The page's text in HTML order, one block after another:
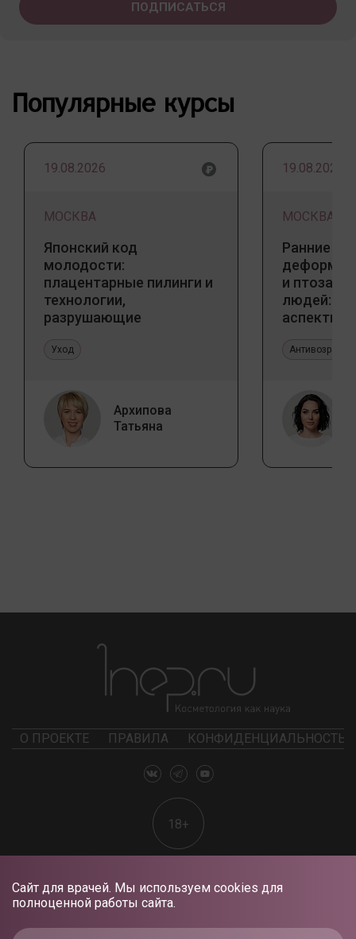
Сайт для врачей. Мы используем cookies для
полноценной работы сайта.
Популярные курсы
19.08.2026
МОСКВА
Японский код
молодости:
плацентарные пилинги и
технологии,
разрушающие
Уход
Архипова
Татьяна
19.08.2026
МОСКВА
Ранние
и птоза у
людей:
аспекты
О ПРОЕКТЕ ПРАВИЛА КОНФИДЕНЦИАЛЬНОСТЬ
18+